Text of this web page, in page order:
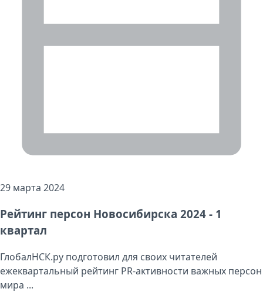
29 марта 2024
Рейтинг персон Новосибирска 2024 - 1
квартал
ГлобалНСК.ру подготовил для своих читателей
ежеквартальный рейтинг PR-активности важных персон
мира ...